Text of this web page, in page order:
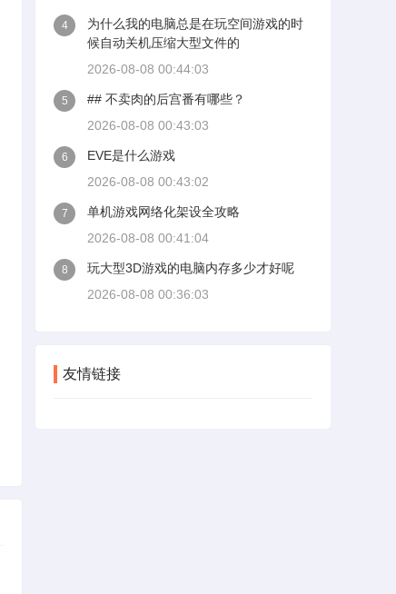
4
为什么我的电脑总是在玩空间游戏的时
候自动关机压缩大型文件的
2026-08-08 00:44:03
5
## 不卖肉的后宫番有哪些？
2026-08-08 00:43:03
6
EVE是什么游戏
2026-08-08 00:43:02
7
单机游戏网络化架设全攻略
2026-08-08 00:41:04
8
玩大型3D游戏的电脑内存多少才好呢
2026-08-08 00:36:03
友情链接